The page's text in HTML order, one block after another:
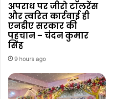
अपराध पर जीरो टाॅलरेंस
और त्वरित कार्रवाई ही
एनडीए सरकार की
पहचान – चंदन कुमार
सिंह
9 hours ago